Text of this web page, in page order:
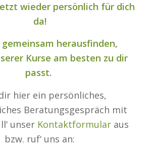
wieder persönlich für dich
da!
gemeinsam herausfinden,
Kurse am besten zu dir
passt.
dir hier ein persönliches,
Beratungsgespräch mit
unser Kontaktformularaus
bzw. ruf‘ uns an: